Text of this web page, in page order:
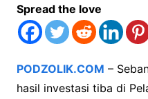
Spread the love
PODZOLIK.COM –
hasil investasi tiba di